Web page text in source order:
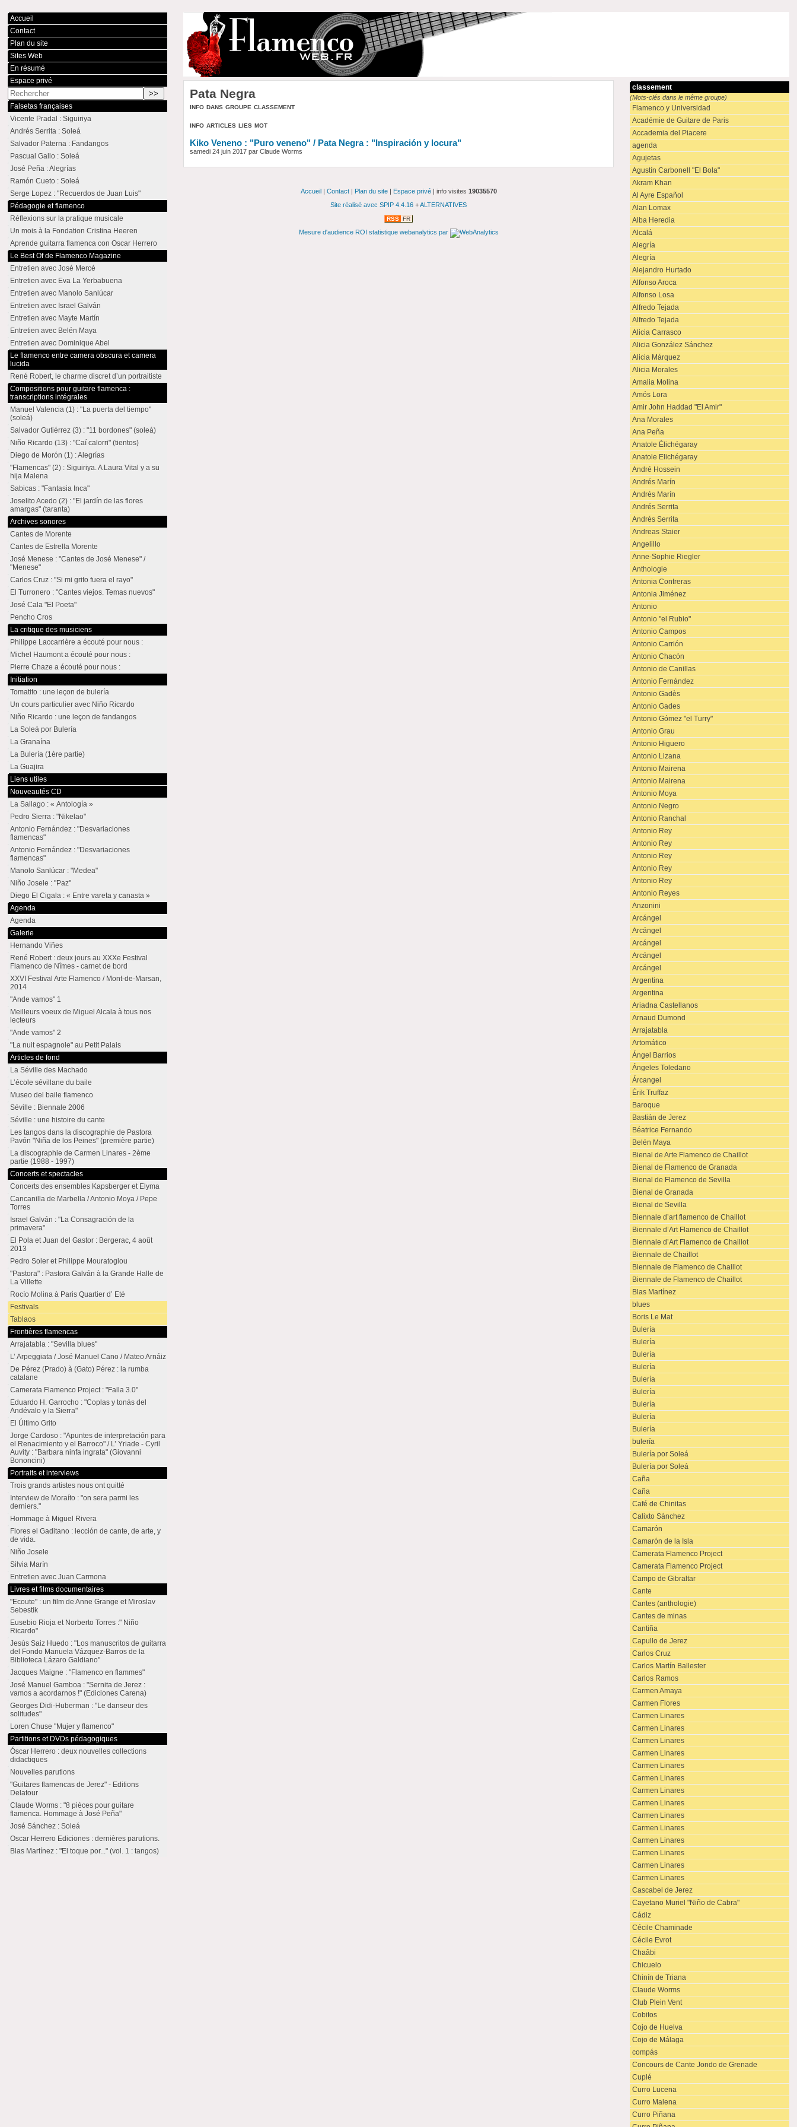
Pata Negra
info dans groupe classement
info articles lies mot
Kiko Veneno : "Puro veneno" / Pata Negra : "Inspiración y locura"
samedi 24 juin 2017 par Claude Worms
classement
(Mots-clés dans le même groupe)
Flamenco y Universidad
Académie de Guitare de Paris
Accademia del Piacere
agenda
Agujetas
Agustín Carbonell "El Bola"
Akram Khan
Al Ayre Español
Alan Lomax
Alba Heredia
Alcalá
Alegría
Alegría
Alejandro Hurtado
Alfonso Aroca
Alfonso Losa
Alfredo Tejada
Alfredo Tejada
Alicia Carrasco
Alicia González Sánchez
Alicia Márquez
Alicia Morales
Amalia Molina
Amós Lora
Amir John Haddad "El Amir"
Ana Morales
Ana Peña
Anatole Élichégaray
Anatole Elichégaray
André Hossein
Andrés Marín
Andrés Marín
Andrés Serrita
Andrés Serrita
Andreas Staier
Angelillo
Anne-Sophie Riegler
Anthologie
Antonia Contreras
Antonia Jiménez
Antonio
Antonio "el Rubio"
Antonio Campos
Antonio Carrión
Antonio Chacón
Antonio de Canillas
Antonio Fernández
Antonio Gadès
Antonio Gades
Antonio Gómez "el Turry"
Antonio Grau
Antonio Higuero
Antonio Lizana
Antonio Mairena
Antonio Mairena
Antonio Moya
Antonio Negro
Antonio Ranchal
Antonio Rey
Antonio Rey
Antonio Rey
Antonio Rey
Antonio Rey
Antonio Reyes
Anzonini
Arcángel
Arcángel
Arcángel
Arcángel
Arcángel
Argentina
Argentina
Ariadna Castellanos
Arnaud Dumond
Arrajatabla
Artomático
Ángel Barrios
Ángeles Toledano
Árcangel
Érik Truffaz
Baroque
Bastián de Jerez
Béatrice Fernando
Belén Maya
Bienal de Arte Flamenco de Chaillot
Bienal de Flamenco de Granada
Bienal de Flamenco de Sevilla
Bienal de Granada
Bienal de Sevilla
Biennale d’art flamenco de Chaillot
Biennale d’Art Flamenco de Chaillot
Biennale d’Art Flamenco de Chaillot
Biennale de Chaillot
Biennale de Flamenco de Chaillot
Biennale de Flamenco de Chaillot
Blas Martínez
blues
Boris Le Mat
Bulería
Bulería
Bulería
Bulería
Bulería
Bulería
Bulería
Bulería
Bulería
bulería
Bulería por Soleá
Bulería por Soleá
Caña
Caña
Café de Chinitas
Calixto Sánchez
Camarón
Camarón de la Isla
Camerata Flamenco Project
Camerata Flamenco Project
Campo de Gibraltar
Cante
Cantes (anthologie)
Cantes de minas
Cantiña
Capullo de Jerez
Carlos Cruz
Carlos Martín Ballester
Carlos Ramos
Carmen Amaya
Carmen Flores
Carmen Linares
Carmen Linares
Carmen Linares
Carmen Linares
Carmen Linares
Carmen Linares
Carmen Linares
Carmen Linares
Carmen Linares
Carmen Linares
Carmen Linares
Carmen Linares
Carmen Linares
Carmen Linares
Cascabel de Jerez
Cayetano Muriel "Niño de Cabra"
Cádiz
Cécile Chaminade
Cécile Evrot
Chaâbi
Chicuelo
Chinín de Triana
Claude Worms
Club Plein Vent
Cobitos
Cojo de Huelva
Cojo de Málaga
compás
Concours de Cante Jondo de Grenade
Cuplé
Curro Lucena
Curro Malena
Curro Piñana
Accueil
Contact
Plan du site
Sites Web
En résumé
Espace privé
Falsetas françaises
Vicente Pradal : Siguiriya
Andrés Serrita : Soleá
Salvador Paterna : Fandangos
Pascual Gallo : Soleá
José Peña : Alegrías
Ramón Cueto : Soleá
Serge Lopez : "Recuerdos de Juan Luis"
Pédagogie et flamenco
Réflexions sur la pratique musicale
Un mois à la Fondation Cristina Heeren
Aprende guitarra flamenca con Oscar Herrero
Le Best Of de Flamenco Magazine
Entretien avec José Mercé
Entretien avec Eva La Yerbabuena
Entretien avec Manolo Sanlúcar
Entretien avec Israel Galván
Entretien avec Mayte Martín
Entretien avec Belén Maya
Entretien avec Dominique Abel
Le flamenco entre camera obscura et camera
lucida
René Robert, le charme discret d’un portraitiste
Compositions pour guitare flamenca :
transcriptions intégrales
Manuel Valencia (1) : "La puerta del tiempo"
(soleá)
Salvador Gutiérrez (3) : "11 bordones" (soleá)
Niño Ricardo (13) : "Caí calorri" (tientos)
Diego de Morón (1) : Alegrías
"Flamencas" (2) : Siguiriya. A Laura Vital y a su
hija Malena
Sabicas : "Fantasia Inca"
Joselito Acedo (2) : "El jardín de las flores
amargas" (taranta)
Archives sonores
Cantes de Morente
Cantes de Estrella Morente
José Menese : "Cantes de José Menese" /
"Menese"
Carlos Cruz : "Si mi grito fuera el rayo"
El Turronero : "Cantes viejos. Temas nuevos"
José Cala "El Poeta"
Pencho Cros
La critique des musiciens
Philippe Laccarrière a écouté pour nous :
Michel Haumont a écouté pour nous :
Pierre Chaze a écouté pour nous :
Initiation
Tomatito : une leçon de bulería
Un cours particulier avec Niño Ricardo
Niño Ricardo : une leçon de fandangos
La Soleá por Bulería
La Granaína
La Bulería (1ère partie)
La Guajira
Liens utiles
Nouveautés CD
La Sallago : « Antología »
Pedro Sierra : "Nikelao"
Antonio Fernández : "Desvariaciones
flamencas"
Antonio Fernández : "Desvariaciones
flamencas"
Manolo Sanlúcar : "Medea"
Niño Josele : "Paz"
Diego El Cigala : « Entre vareta y canasta »
Agenda
Agenda
Galerie
Hernando Viñes
René Robert : deux jours au XXXe Festival
Flamenco de Nîmes - carnet de bord
XXVI Festival Arte Flamenco / Mont-de-Marsan,
2014
"Ande vamos" 1
Meilleurs voeux de Miguel Alcala à tous nos
lecteurs
"Ande vamos" 2
"La nuit espagnole" au Petit Palais
Articles de fond
La Séville des Machado
L’école sévillane du baile
Museo del baile flamenco
Séville : Biennale 2006
Séville : une histoire du cante
Les tangos dans la discographie de Pastora
Pavón "Niña de los Peines" (première partie)
La discographie de Carmen Linares - 2ème
partie (1988 - 1997)
Concerts et spectacles
Concerts des ensembles Kapsberger et Elyma
Cancanilla de Marbella / Antonio Moya / Pepe
Torres
Israel Galván : "La Consagración de la
primavera"
El Pola et Juan del Gastor : Bergerac, 4 août
2013
Pedro Soler et Philippe Mouratoglou
"Pastora" : Pastora Galván à la Grande Halle de
La Villette
Rocío Molina à Paris Quartier d’ Eté
Festivals
Tablaos
Frontières flamencas
Arrajatabla : "Sevilla blues"
L’ Arpeggiata / José Manuel Cano / Mateo Arnáiz
De Pérez (Prado) à (Gato) Pérez : la rumba
catalane
Camerata Flamenco Project : "Falla 3.0"
Eduardo H. Garrocho : "Coplas y tonás del
Andévalo y la Sierra"
El Último Grito
Jorge Cardoso : "Apuntes de interpretación para
el Renacimiento y el Barroco" / L’ Yriade - Cyril
Auvity : "Barbara ninfa ingrata" (Giovanni
Bononcini)
Portraits et interviews
Trois grands artistes nous ont quitté
Interview de Moraíto : "on sera parmi les
derniers."
Hommage à Miguel Rivera
Flores el Gaditano : lección de cante, de arte, y
de vida.
Niño Josele
Silvia Marín
Entretien avec Juan Carmona
Livres et films documentaires
"Ecoute" : un film de Anne Grange et Miroslav
Sebestik
Eusebio Rioja et Norberto Torres :" Niño
Ricardo"
Jesús Saiz Huedo : "Los manuscritos de guitarra
del Fondo Manuela Vázquez-Barros de la
Biblioteca Lázaro Galdiano"
Jacques Maigne : "Flamenco en flammes"
José Manuel Gamboa : "Sernita de Jerez :
vamos a acordarnos !" (Ediciones Carena)
Georges Didi-Huberman : "Le danseur des
solitudes"
Loren Chuse "Mujer y flamenco"
Partitions et DVDs pédagogiques
Óscar Herrero : deux nouvelles collections
didactiques
Nouvelles parutions
"Guitares flamencas de Jerez" - Editions
Delatour
Claude Worms : "8 pièces pour guitare
flamenca. Hommage à José Peña"
José Sánchez : Soleá
Oscar Herrero Ediciones : dernières parutions.
Blas Martínez : "El toque por..." (vol. 1 : tangos)
Accueil| Contact| Plan du site| Espace privé| info visites 19035570
Site réalisé avec SPIP 4.4.16 +ALTERNATIVES
RSS FR
Mesure d'audience ROI statistique webanalytics par